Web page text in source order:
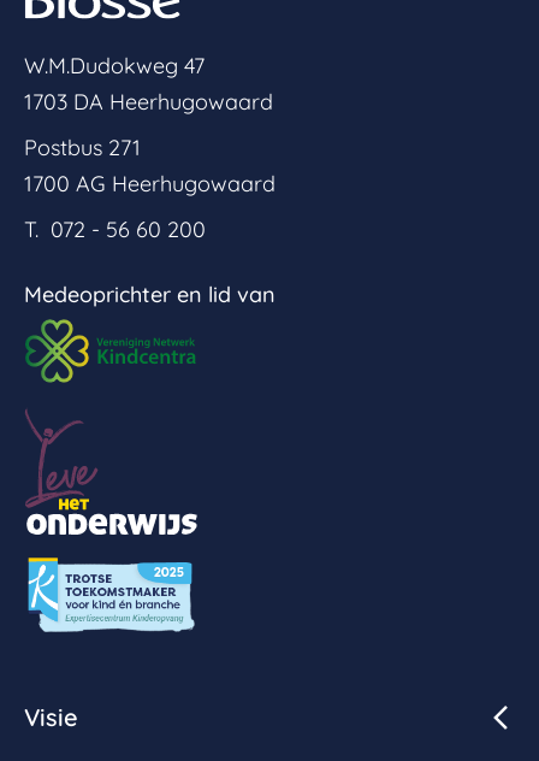
W.M.Dudokweg 47
1703 DA Heerhugowaard
Postbus 271
1700 AG Heerhugowaard
T. 072 - 56 60 200
Medeoprichter en lid van
Visie